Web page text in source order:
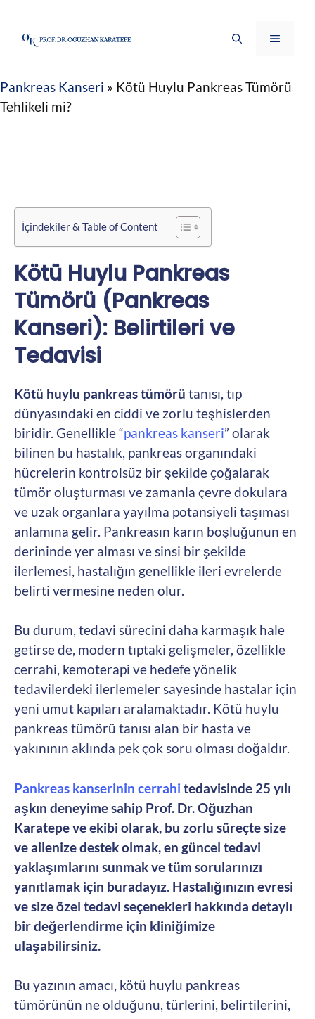
Menü
Pankreas Kanseri » Kötü Huylu Pankreas Tümörü
Tehlikeli mi?
İçindekiler & Table of Content
Kötü Huylu Pankreas
Tümörü (Pankreas
Kanseri): Belirtileri ve
Tedavisi
Kötü huylu pankreas tümörü tanısı, tıp
dünyasındaki en ciddi ve zorlu teşhislerden
biridir. Genellikle “pankreas kanseri” olarak
bilinen bu hastalık, pankreas organındaki
hücrelerin kontrolsüz bir şekilde çoğalarak
tümör oluşturması ve zamanla çevre dokulara
ve uzak organlara yayılma potansiyeli taşıması
anlamına gelir. Pankreasın karın boşluğunun en
derininde yer alması ve sinsi bir şekilde
ilerlemesi, hastalığın genellikle ileri evrelerde
belirti vermesine neden olur.
Bu durum, tedavi sürecini daha karmaşık hale
getirse de, modern tıptaki gelişmeler, özellikle
cerrahi, kemoterapi ve hedefe yönelik
tedavilerdeki ilerlemeler sayesinde hastalar için
yeni umut kapıları aralamaktadır. Kötü huylu
pankreas tümörü tanısı alan bir hasta ve
yakınının aklında pek çok soru olması doğaldır.
Pankreas kanserinin cerrahi tedavisinde 25 yılı
aşkın deneyime sahip Prof. Dr. Oğuzhan
Karatepe ve ekibi olarak, bu zorlu süreçte size
ve ailenize destek olmak, en güncel tedavi
yaklaşımlarını sunmak ve tüm sorularınızı
yanıtlamak için buradayız. Hastalığınızın evresi
ve size özel tedavi seçenekleri hakkında detaylı
bir değerlendirme için kliniğimize
ulaşabilirsiniz.
Bu yazının amacı, kötü huylu pankreas
tümörünün ne olduğunu, türlerini, belirtilerini,